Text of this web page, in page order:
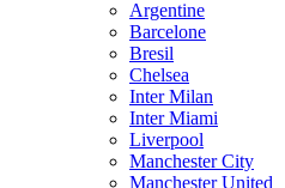
Argentine
Barcelone
Bresil
Chelsea
Inter Milan
Inter Miami
Liverpool
Manchester City
Manchester United